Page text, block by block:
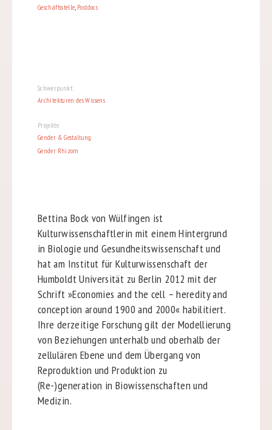
Geschäftsstelle, Postdocs
Schwerpunkt:
Architekturen des Wissens
Projekte:
Gender & Gestaltung
Gender Rhizom
Bettina Bock von Wülfingen ist
Kulturwissenschaftlerin mit einem Hintergrund
in Biologie und Gesundheitswissenschaft und
hat am Institut für Kulturwissenschaft der
Humboldt Universität zu Berlin 2012 mit der
Schrift »Economies and the cell – heredity and
conception around 1900 and 2000« habilitiert.
Ihre derzeitige Forschung gilt der Modellierung
von Beziehungen unterhalb und oberhalb der
zellulären Ebene und dem Übergang von
Reproduktion und Produktion zu
(Re-)generation in Biowissenschaften und
Medizin.